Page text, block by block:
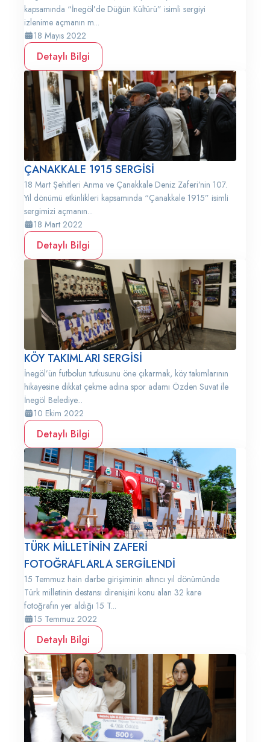
kapsamında “İnegöl’de Düğün Kültürü” isimli sergiyi
izlenime açmanın m...
18 Mayıs 2022
Detaylı Bilgi
ÇANAKKALE 1915 SERGİSİ
18 Mart Şehitleri Anma ve Çanakkale Deniz Zaferi’nin 107.
Yıl dönümü etkinlikleri kapsamında “Çanakkale 1915” isimli
sergimizi açmanın...
18 Mart 2022
Detaylı Bilgi
KÖY TAKIMLARI SERGİSİ
İnegöl’ün futbolun tutkusunu öne çıkarmak, köy takımlarının
hikayesine dikkat çekme adına spor adamı Özden Suvat ile
İnegöl Belediye...
10 Ekim 2022
Detaylı Bilgi
TÜRK MİLLETİNİN ZAFERİ
FOTOĞRAFLARLA SERGİLENDİ
15 Temmuz hain darbe girişiminin altıncı yıl dönümünde
Türk milletinin destansı direnişini konu alan 32 kare
fotoğrafın yer aldığı 15 T...
15 Temmuz 2022
Detaylı Bilgi